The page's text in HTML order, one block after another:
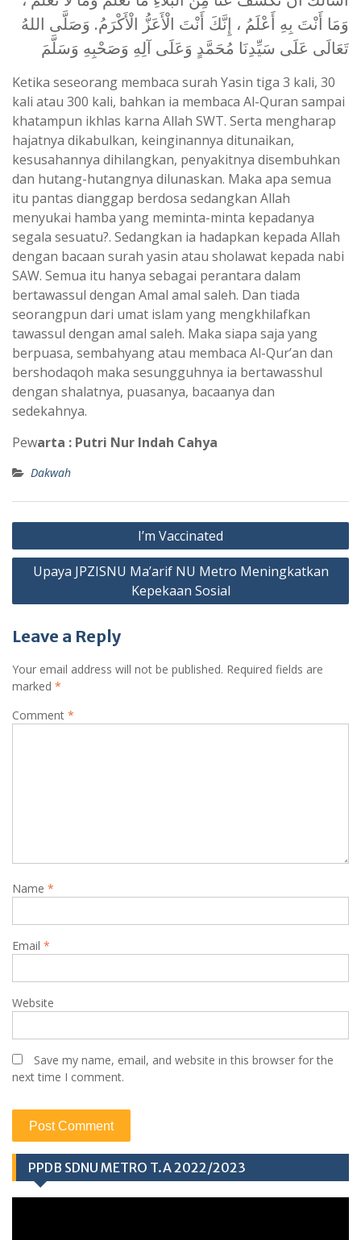
وَمَا أَنْتَ بِهِ أَعْلَمُ ، إِنَّكَ أَنْتَ الْأَعَزُّ الْأَكْرَمُ. وَصَلَّى اللهُ
تَعَالَى عَلَى سَيِّدِنَا مُحَمَّدٍ وَعَلَى آلِهِ وَصَحْبِهِ وَسَلَّمَ
Ketika seseorang membaca surah Yasin tiga 3 kali, 30
kali atau 300 kali, bahkan ia membaca Al-Quran sampai
khatampun ikhlas karna Allah SWT. Serta mengharap
hajatnya dikabulkan, keinginannya ditunaikan,
kesusahannya dihilangkan, penyakitnya disembuhkan
dan hutang-hutangnya dilunaskan. Maka apa semua
itu pantas dianggap berdosa sedangkan Allah
menyukai hamba yang meminta-minta kepadanya
segala sesuatu?. Sedangkan ia hadapkan kepada Allah
dengan bacaan surah yasin atau sholawat kepada nabi
SAW. Semua itu hanya sebagai perantara dalam
bertawassul dengan Amal amal saleh. Dan tiada
seorangpun dari umat islam yang mengkhilafkan
tawassul dengan amal saleh. Maka siapa saja yang
berpuasa, sembahyang atau membaca Al-Qur’an dan
bershodaqoh maka sesungguhnya ia bertawasshul
dengan shalatnya, puasanya, bacaanya dan
sedekahnya.
Pewarta : Putri Nur Indah Cahya
Dakwah
Post
navigation
I’m Vaccinated
Upaya JPZISNU Ma’arif NU Metro Meningkatkan
Kepekaan Sosial
Leave a Reply
Your email address will not be published. Required fields are
marked *
Comment *
Name *
Email *
Website
Save my name, email, and website in this browser for the
next time I comment.
PPDB SDNU METRO T.A 2022/2023